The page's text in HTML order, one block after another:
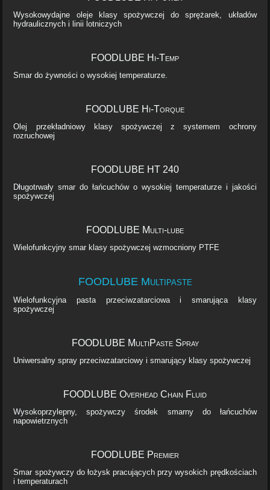
Wysokowydajne oleje klasy spożywczej do sprężarek, układów
hydraulicznych i linii lotniczych
FOODLUBE Hi-Temp
Smar do żywności o wysokiej temperaturze.
FOODLUBE Hi-Torque
Olej przekładniowy klasy spożywczej z systemem ochrony
rozruchowej
FOODLUBE HT 240
Długotrwały smar do łańcuchów o wysokiej temperaturze i jakości
spożywczej
FOODLUBE Multi-lube
Wielofunkcyjny smar klasy spożywczej wzmocniony PTFE
FOODLUBE Multipaste
Wielofunkcyjna pasta przeciwzatarciowa i smarująca klasy
spożywczej
FOODLUBE MultiPaste Spray
Uniwersalny spray przeciwzatarciowy i smarujący klasy spożywczej
FOODLUBE Overhead Chain Fluid
Wysokoprzylepny, spożywczy środek smarny do łańcuchów
napowietrznych
FOODLUBE Premier
Smar spożywczy do łożysk pracujących przy wysokich prędkościach
i temperaturach